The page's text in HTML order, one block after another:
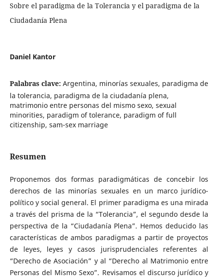
Sobre el paradigma de la Tolerancia y el paradigma de la
Ciudadanía Plena
Daniel Kantor
Palabras clave: Argentina, minorías sexuales, paradigma de
la tolerancia, paradigma de la ciudadanía plena,
matrimonio entre personas del mismo sexo, sexual
minorities, paradigm of tolerance, paradigm of full
citizenship, sam-sex marriage
Resumen
Proponemos dos formas paradigmáticas de concebir los
derechos de las minorías sexuales en un marco jurídico-
político y social general. El primer paradigma es una mirada
a través del prisma de la “Tolerancia”, el segundo desde la
perspectiva de la “Ciudadanía Plena”. Hemos deducido las
características de ambos paradigmas a partir de proyectos
de leyes, leyes y casos jurisprudenciales referentes al
“Derecho de Asociación” y al “Derecho al Matrimonio entre
Personas del Mismo Sexo”. Revisamos el discurso jurídico y